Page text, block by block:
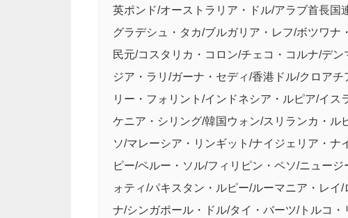
英ポンド/オーストラリア・ドル/アラブ首長国
グラデシュ・タカ/ブルガリア・レフ/ボツワナ
民元/コスタリカ・コロン/チェコ・コルナ/デ
ジア・ラリ/ガーナ・セディ/香港ドル/クロア
リー・フォリント/インドネシア・ルピア/イ
ケニア・シリング/韓国ウォン/スリランカ・ル
ソ/マレーシア・リンギット/ナイジェリア・
ピー/ペルー・ソル/フィリピン・ペソ/ニュー
ォティ/パキスタン・ルピー/ルーマニア・レ
ナ/シンガポール・ドル/タイ・バーツ/トルコ